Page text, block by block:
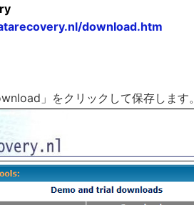
download.htm
」をクリックして保存します。